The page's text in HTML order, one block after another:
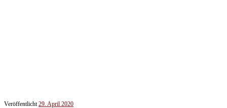
Veröffentlicht 29. April 2020